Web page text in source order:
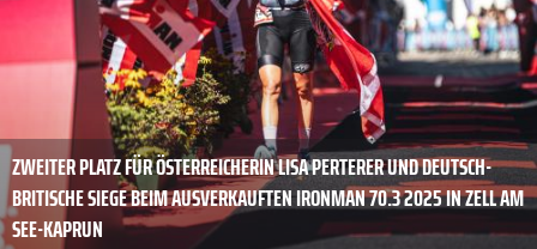
ZWEITER PLATZ FÜR ÖSTERREICHERIN LISA PERTERER UND DEUTSCH-
BRITISCHE SIEGE BEIM AUSVERKAUFTEN IRONMAN 70.3 2025 IN ZELL AM
SEE-KAPRUN